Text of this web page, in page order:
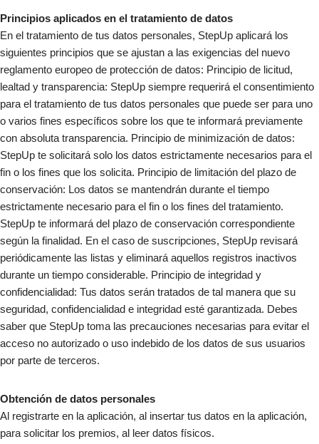
Principios aplicados en el tratamiento de datos
En el tratamiento de tus datos personales, StepUp aplicará los
siguientes principios que se ajustan a las exigencias del nuevo
reglamento europeo de protección de datos: Principio de licitud,
lealtad y transparencia: StepUp siempre requerirá el consentimiento
para el tratamiento de tus datos personales que puede ser para uno
o varios fines específicos sobre los que te informará previamente
con absoluta transparencia. Principio de minimización de datos:
StepUp te solicitará solo los datos estrictamente necesarios para el
fin o los fines que los solicita. Principio de limitación del plazo de
conservación: Los datos se mantendrán durante el tiempo
estrictamente necesario para el fin o los fines del tratamiento.
StepUp te informará del plazo de conservación correspondiente
según la finalidad. En el caso de suscripciones, StepUp revisará
periódicamente las listas y eliminará aquellos registros inactivos
durante un tiempo considerable. Principio de integridad y
confidencialidad: Tus datos serán tratados de tal manera que su
seguridad, confidencialidad e integridad esté garantizada. Debes
saber que StepUp toma las precauciones necesarias para evitar el
acceso no autorizado o uso indebido de los datos de sus usuarios
por parte de terceros.
Obtención de datos personales
Al registrarte en la aplicación, al insertar tus datos en la aplicación,
para solicitar los premios, al leer datos físicos.